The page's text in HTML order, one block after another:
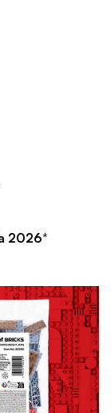
2026*